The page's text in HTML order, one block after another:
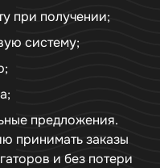
при получении;
систему;
предложения.
принимать заказы
и без потери